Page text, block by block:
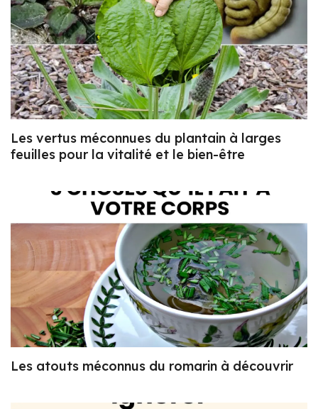
Les vertus méconnues du plantain à larges
feuilles pour la vitalité et le bien-être
Les atouts méconnus du romarin à découvrir